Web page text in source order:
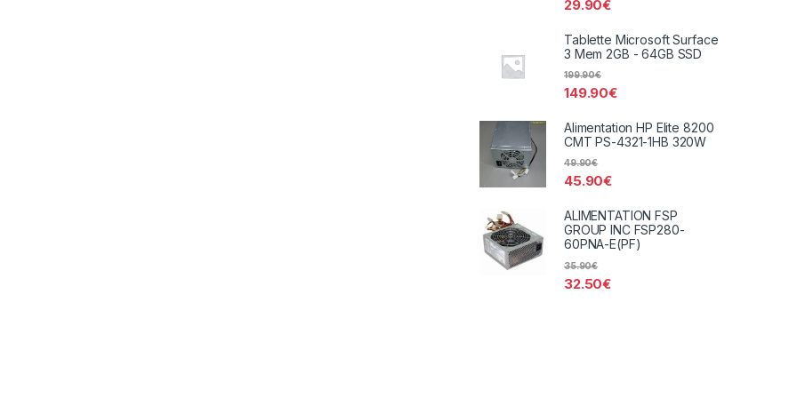
29.90€
Tablette Microsoft Surface
3 Mem 2GB - 64GB SSD
149.90€
199.90€
Alimentation HP Elite 8200
CMT PS-4321-1HB 320W
45.90€
49.90€
ALIMENTATION FSP
GROUP INC FSP280-
60PNA-E(PF)
32.50€
35.90€